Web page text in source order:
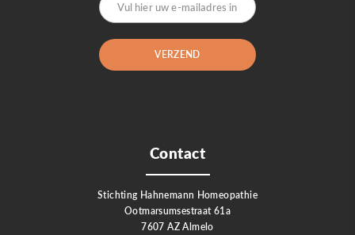
Contact
Stichting Hahnemann Homeopathie
Ootmarsumsestraat 61a
7607 AZ Almelo